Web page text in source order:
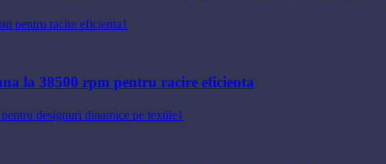
la 38500 rpm pentru racire eficienta